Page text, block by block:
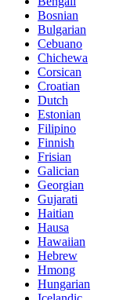
Bosnian
Bulgarian
Cebuano
Chichewa
Corsican
Croatian
Dutch
Estonian
Filipino
Finnish
Frisian
Galician
Georgian
Gujarati
Haitian
Hausa
Hawaiian
Hebrew
Hmong
Hungarian